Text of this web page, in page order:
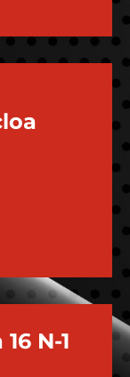
N-1